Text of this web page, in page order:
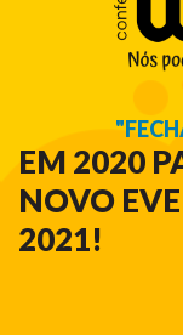
EM 2020
NOVO
2021!